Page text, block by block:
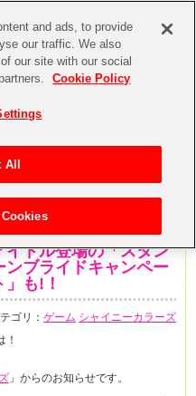
ドル登場の「スタン
ブライドキャンペー
も!！
ゴリ：ゲーム シャイニーカラーズ
！
」からのお知らせです。
and ads, to provide
our traffic. We also
our site with our social
Cookie Policy